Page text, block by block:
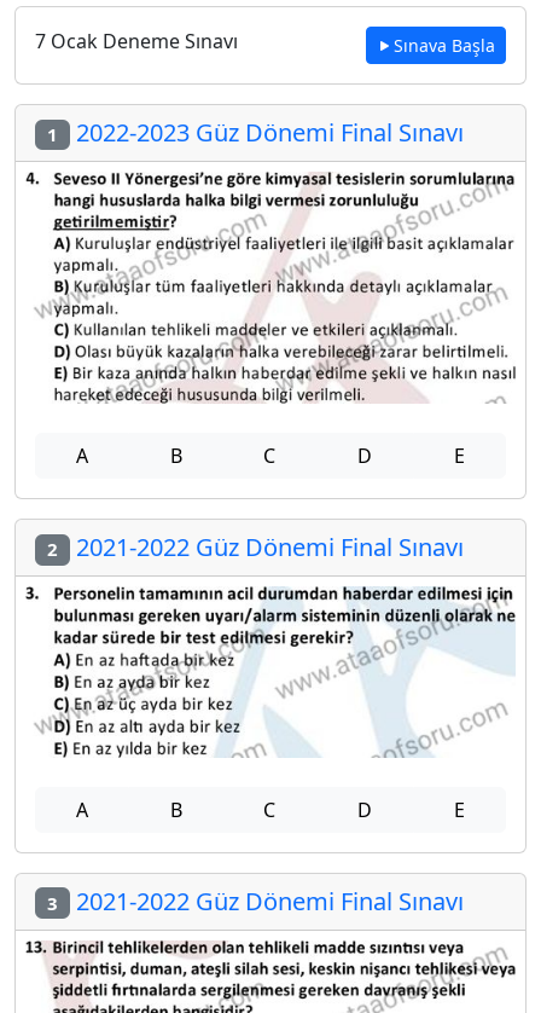
7 Ocak Deneme Sınavı Sınava Başla
1 2022-2023 Güz Dönemi Final Sınavı
A B C D E
2 2021-2022 Güz Dönemi Final Sınavı
A B C D E
3 2021-2022 Güz Dönemi Final Sınavı